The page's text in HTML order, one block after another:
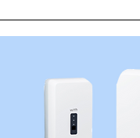
日